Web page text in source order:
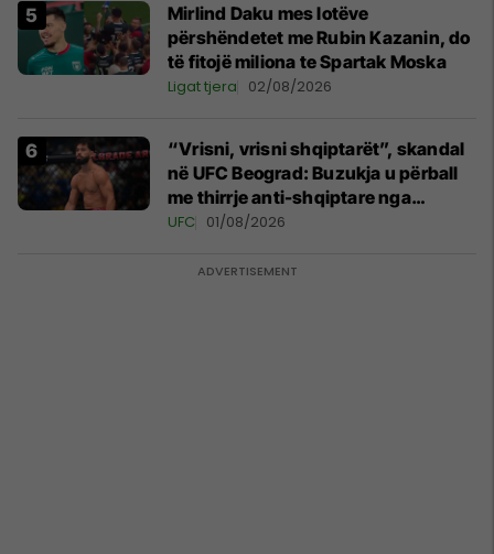
Mirlind Daku mes lotëve
përshëndetet me Rubin Kazanin, do
të fitojë miliona te Spartak Moska
Ligat tjera 02/08/2026
“Vrisni, vrisni shqiptarët”, skandal
në UFC Beograd: Buzukja u përball
me thirrje anti-shqiptare nga
tribunat
UFC 01/08/2026